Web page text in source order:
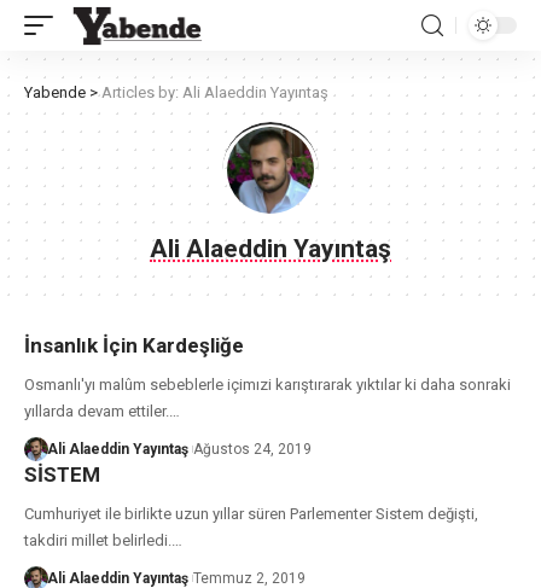
Yabende >Articles by: Ali Alaeddin Yayıntaş
Ali Alaeddin Yayıntaş
İnsanlık İçin Kardeşliğe
Osmanlı'yı malûm sebeblerle içimızi karıştırarak yıktılar ki daha sonraki
yıllarda devam ettiler.…
Ali Alaeddin Yayıntaş Ağustos 24, 2019
SİSTEM
Cumhuriyet ile birlikte uzun yıllar süren Parlementer Sistem değişti,
takdiri millet belirledi.…
Ali Alaeddin Yayıntaş Temmuz 2, 2019